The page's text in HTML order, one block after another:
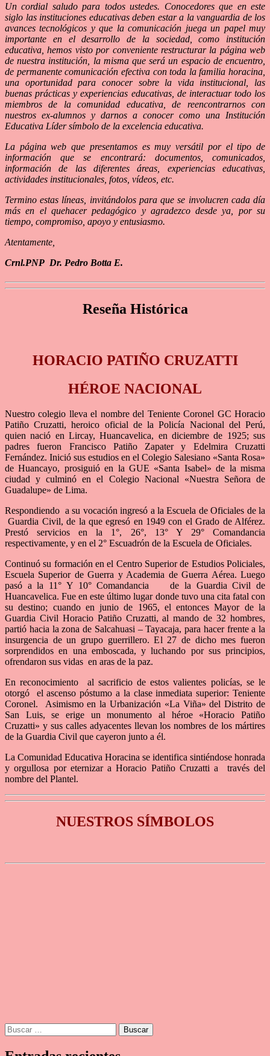
Un cordial saludo para todos ustedes. Conocedores que en este
siglo las instituciones educativas deben estar a la vanguardia de los
avances tecnológicos y que la comunicación juega un papel muy
importante en el desarrollo de la sociedad, como institución
educativa, hemos visto por conveniente restructurar la página web
de nuestra institución, la misma que será un espacio de encuentro,
de permanente comunicación efectiva con toda la familia horacina,
una oportunidad para conocer sobre la vida institucional, las
buenas prácticas y experiencias educativas, de interactuar todo los
miembros de la comunidad educativa, de reencontrarnos con
nuestros ex-alumnos y darnos a conocer como una Institución
Educativa Líder símbolo de la excelencia educativa.
La página web que presentamos es muy versátil por el tipo de
información que se encontrará: documentos, comunicados,
información de las diferentes áreas, experiencias educativas,
actividades institucionales, fotos, vídeos, etc.
Termino estas líneas, invitándolos para que se involucren cada día
más en el quehacer pedagógico y agradezco desde ya, por su
tiempo, compromiso, apoyo y entusiasmo.
Atentamente,
Crnl.PNP Dr. Pedro Botta E.
Reseña Histórica
HORACIO PATIÑO CRUZATTI
HÉROE NACIONAL
Nuestro colegio lleva el nombre del Teniente Coronel GC Horacio
Patiño Cruzatti, heroico oficial de la Policía Nacional del Perú,
quien nació en Lircay, Huancavelica, en diciembre de 1925; sus
padres fueron Francisco Patiño Zapater y Edelmira Cruzatti
Fernández. Inició sus estudios en el Colegio Salesiano «Santa Rosa»
de Huancayo, prosiguió en la GUE «Santa Isabel» de la misma
ciudad y culminó en el Colegio Nacional «Nuestra Señora de
Guadalupe» de Lima.
Respondiendo a su vocación ingresó a la Escuela de Oficiales de la
Guardia Civil, de la que egresó en 1949 con el Grado de Alférez.
Prestó servicios en la 1°, 26°, 13° Y 29° Comandancia
respectivamente, y en el 2° Escuadrón de la Escuela de Oficiales.
Continuó su formación en el Centro Superior de Estudios Policiales,
Escuela Superior de Guerra y Academia de Guerra Aérea. Luego
pasó a la 11° Y 10° Comandancia de la Guardia Civil de
Huancavelica. Fue en este último lugar donde tuvo una cita fatal con
su destino; cuando en junio de 1965, el entonces Mayor de la
Guardia Civil Horacio Patiño Cruzatti, al mando de 32 hombres,
partió hacia la zona de Salcahuasi – Tayacaja, para hacer frente a la
insurgencia de un grupo guerrillero. El 27 de dicho mes fueron
sorprendidos en una emboscada, y luchando por sus principios,
ofrendaron sus vidas en aras de la paz.
En reconocimiento al sacrificio de estos valientes policías, se le
otorgó el ascenso póstumo a la clase inmediata superior: Teniente
Coronel. Asimismo en la Urbanización «La Viña» del Distrito de
San Luis, se erige un monumento al héroe «Horacio Patiño
Cruzatti» y sus calles adyacentes llevan los nombres de los mártires
de la Guardia Civil que cayeron junto a él.
La Comunidad Educativa Horacina se identifica sintiéndose honrada
y orgullosa por eternizar a Horacio Patiño Cruzatti a través del
nombre del Plantel.
NUESTROS SÍMBOLOS
Buscar: